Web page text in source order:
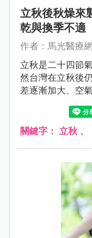
立秋後秋燥來
乾與換季不適
作者：馬光醫療網
立秋是二十四節
然台灣在立秋後
差逐漸加大、空
「收」，人體也
於肺」，因此立
接下來的秋冬季
關鍵字： 立秋 、